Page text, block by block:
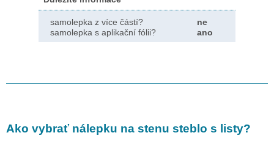
samolepka z více částí?
ne
samolepka s aplikační fólii?
ano
Ako vybrať nálepku na stenu steblo s listy?